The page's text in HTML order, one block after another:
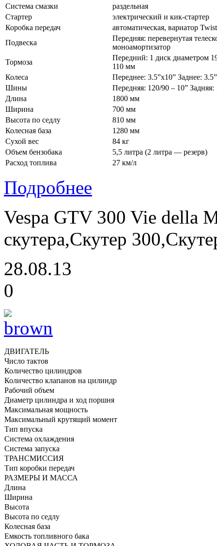
Система смазки
раздельная
Стартер
электрический и кик-стартер
Коробка передач
автоматическая, вариатор
Подвеска
Передняя: перевернутая
моноамортизатор
Тормоза
Передний: 1 диск диаметром
110 мм
Колеса
Переднее: 3.5”x10” Заднее:
Шины
Передняя: 120/90 – 10” Задняя:
Длина
1800 мм
Ширина
700 мм
Высота по седлу
810 мм
Колесная база
1280 мм
Сухой вес
84 кг
Объем бензобака
5,5 литра (2 литра — резерв)
Расход топлива
27 км/л
Подробнее
Vespa GTV 300 Vie della
скутера,Скутер
28.08.13
0
ДВИГАТЕЛЬ
Число тактов
Количество цилиндров
Количество клапанов на цилиндр
Рабочий объем
Диаметр цилиндра и ход поршня
Максимальная мощность
Максимальный крутящий момент
Тип впуска
Система охлаждения
Система запуска
ТРАНСМИССИЯ
Тип коробки передач
РАЗМЕРЫ И МАССА
Длина
Ширина
Высота
Высота по седлу
Колесная база
Емкость топливного бака